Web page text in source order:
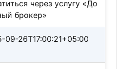
через услугу «До
брокер»
09-26T17:00:21+05:00